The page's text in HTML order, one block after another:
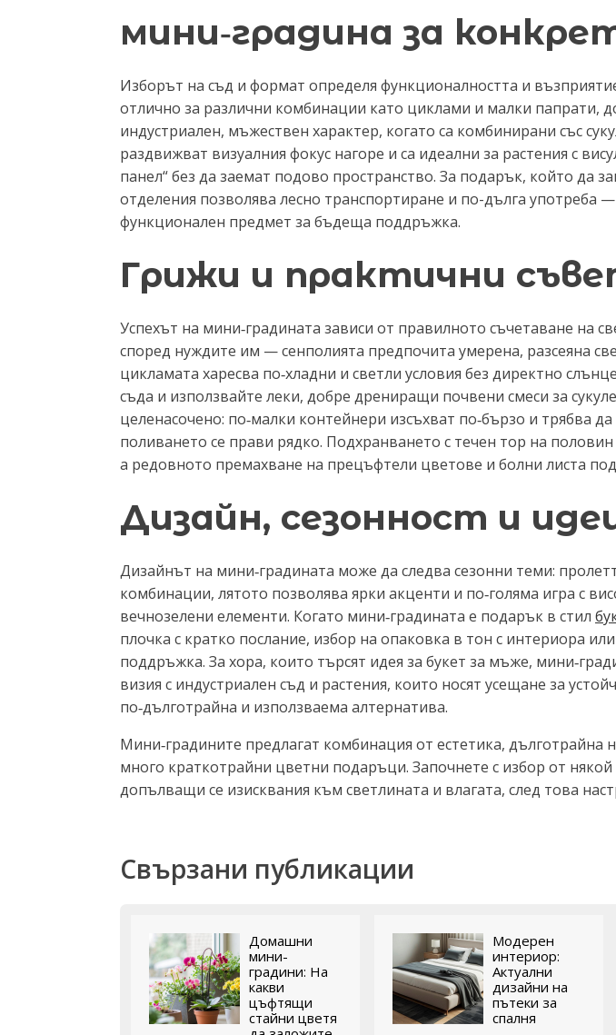
мини‑градина за
Изборът на съд и формат определя функционалността и
отлично за различни комбинации като циклами и малки папрати,
индустриален, мъжествен характер, когато са комбинирани със
раздвижват визуалния фокус нагоре и са идеални за растения с
панел“ без да заемат подово пространство. За подарък, който да
отделения позволява лесно транспортиране и по-дълга употреба
функционален предмет за бъдеща поддръжка.
Грижи и практични
Успехът на мини‑градината зависи от правилното съчетаване на
според нуждите им — сенполията предпочита умерена, разсеяна
цикламата харесва по‑хладни и светли условия без директно
съда и използвайте леки, добре дрениращи почвени смеси за
целенасочено: по‑малки контейнери изсъхват по‑бързо и трябва
поливането се прави рядко. Подхранването с течен тор на
а редовното премахване на прецъфтели цветове и болни листа
Дизайн, сезонност и
Дизайнът на мини‑градината може да следва сезонни теми:
комбинации, лятото позволява ярки акценти и по‑голяма игра с
вечнозелени елементи. Когато мини‑градината е подарък в стил
плочка с кратко послание, избор на опаковка в тон с интериора
поддръжка. За хора, които търсят идея за букет за мъже,
визия с индустриален съд и растения, които носят усещане за
по‑дълготрайна и използваема алтернатива.
Мини‑градините предлагат комбинация от естетика,
много краткотрайни цветни подаръци. Започнете с избор от
допълващи се изисквания към светлината и влагата, след това
Свързани публикации
Домашни
мини-
градини: На
какви
цъфтящи
стайни цветя
Модерен
интериор:
Актуални
дизайни на
пътеки за
спалня